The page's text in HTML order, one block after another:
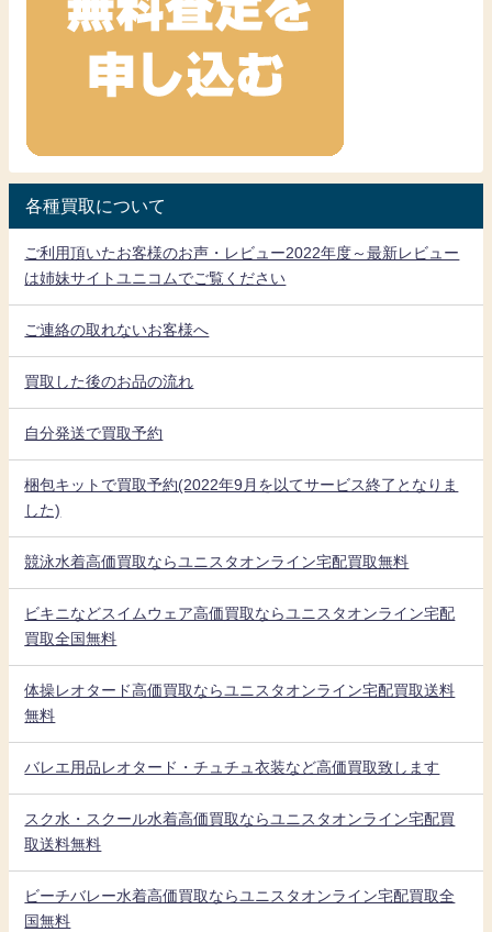
各種買取について
ご利用頂いたお客様のお声・レビュー2022年度～最新レビュー
は姉妹サイトユニコムでご覧ください
ご連絡の取れないお客様へ
買取した後のお品の流れ
自分発送で買取予約
梱包キットで買取予約(2022年9月を以てサービス終了となりま
した)
競泳水着高価買取ならユニスタオンライン宅配買取無料
ビキニなどスイムウェア高価買取ならユニスタオンライン宅配
買取全国無料
体操レオタード高価買取ならユニスタオンライン宅配買取送料
無料
バレエ用品レオタード・チュチュ衣装など高価買取致します
スク水・スクール水着高価買取ならユニスタオンライン宅配買
取送料無料
ビーチバレー水着高価買取ならユニスタオンライン宅配買取全
国無料